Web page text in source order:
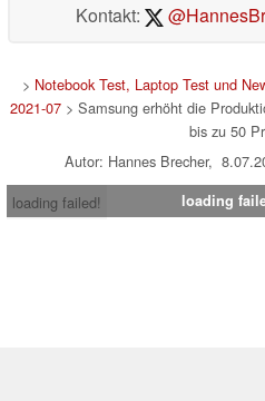
Kontakt:
> Notebook Test, Laptop Test und
2021-07 > Samsung erhöht die
bis zu 50
Autor: Hannes Brecher,
loading failed!
loading